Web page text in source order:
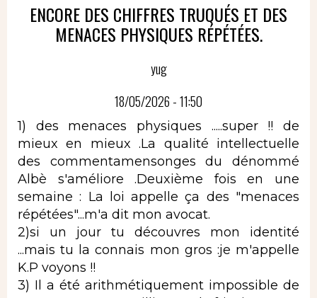
ENCORE DES CHIFFRES TRUQUÉS ET DES
MENACES PHYSIQUES RÉPÉTÉES.
yug
18/05/2026 - 11:50
1) des menaces physiques .....super !! de
mieux en mieux .La qualité intellectuelle
des commentamensonges du dénommé
Albè s'améliore .Deuxième fois en une
semaine : La loi appelle ça des "menaces
répétées"...m'a dit mon avocat.
2)si un jour tu découvres mon identité
...mais tu la connais mon gros :je m'appelle
K.P voyons !!
3) Il a été arithmétiquement impossible de